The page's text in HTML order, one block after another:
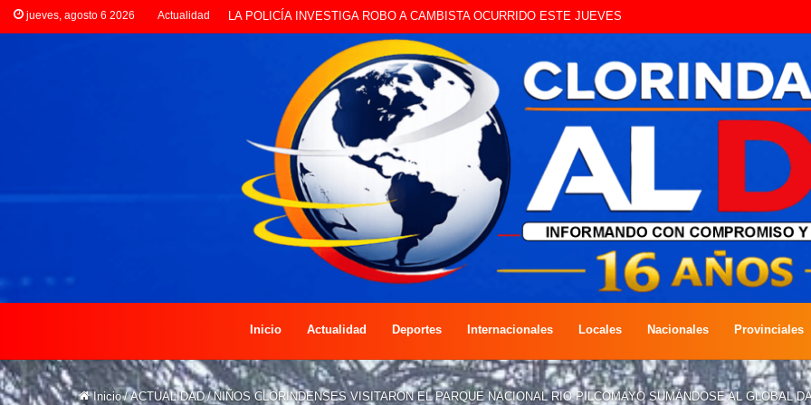
jueves, agosto 6 2026 Actualidad PREOCUPACIÓN POR MOTOS QUE CIRCULAN SIN ILUMINACIÓN
Inicio Actualidad Deportes Internacionales Locales Nacionales Provinciales
Inicio / ACTUALIDAD / NIÑOS CLORINDENSES VISITARON EL PARQUE NACIONAL RIO PILCOMAYO SUMÁNDOSE AL GLOBAL